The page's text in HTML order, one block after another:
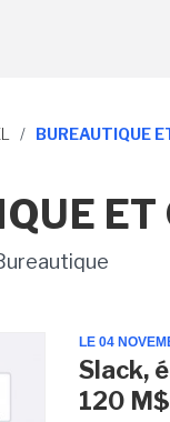
/ BUREAUTIQUE
LE 04
Slack,
120 M$